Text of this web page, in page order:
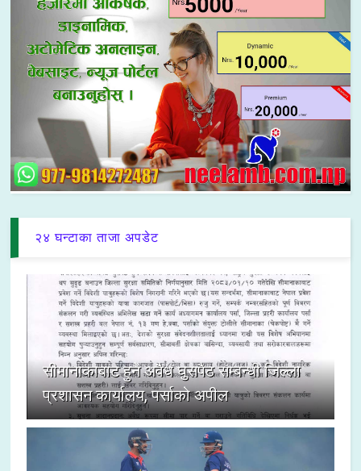
२४ घन्टाका ताजा अपडेट
सीमानाकाबाट हुने अवैध घुसपैठ सम्बन्धी जिल्ला
प्रशासन कार्यालय, पर्साको अपील